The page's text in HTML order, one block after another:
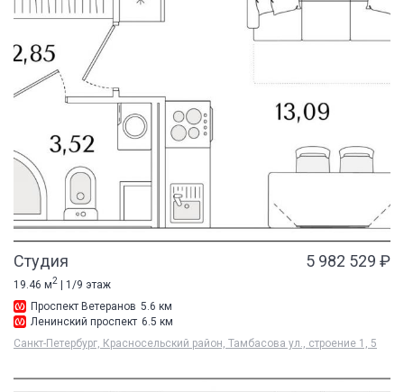
Студия 5 982 529 ₽
19.46 м2
| 1/9 этаж
Проспект Ветеранов 5.6 км
Ленинский проспект 6.5 км
Санкт-Петербург, Красносельский район, Тамбасова ул., строение 1, 5